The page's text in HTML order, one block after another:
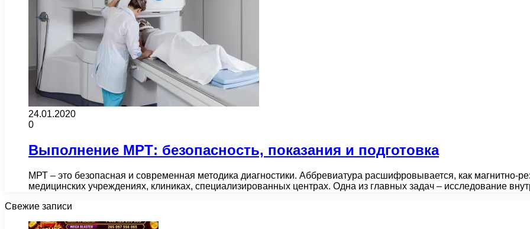
24.01.2020
0
Выполнение МРТ: безопасность, показания и подготовка
МРТ – это безопасная и современная методика диагностики. Аббревиатура расшифровывается, как
медицинских учреждениях, клиниках, специализированных центрах. Одна из главных задач – исследование
Свежие записи